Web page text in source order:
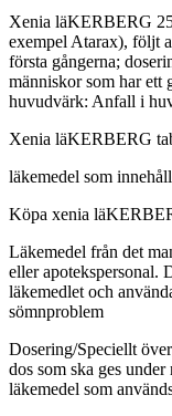
Xenia läKERBERG
exempel Atarax), följt
första gångerna;
människor som har ett
huvudvärk: Anfall i
Xenia läKERBERG
läkemedel som
Köpa xenia
Läkemedel från det
eller apotekspersonal.
läkemedlet och
sömnproblem
Dosering/Speciellt
dos som ska ges
läkemedel som